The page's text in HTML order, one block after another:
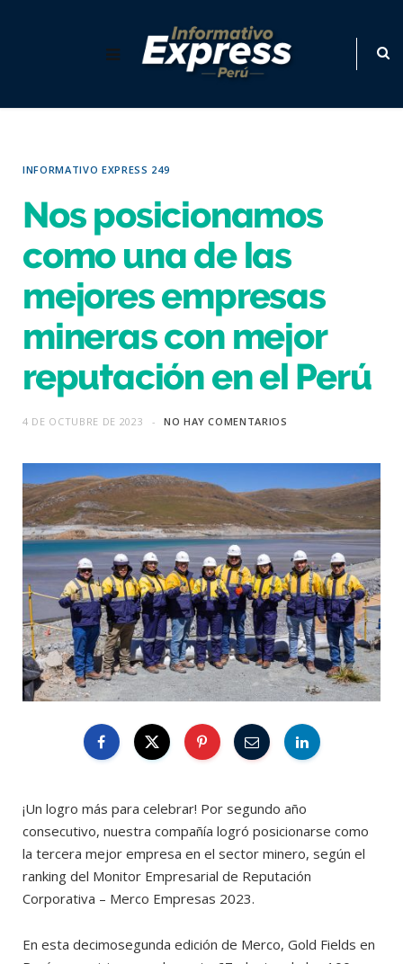
INFORMATIVO EXPRESS 249
Nos posicionamos
como una de las
mejores empresas
mineras con mejor
reputación en el Perú
4 DE OCTUBRE DE 2023 NO HAY COMENTARIOS
¡Un logro más para celebrar! Por segundo año
consecutivo, nuestra compañía logró posicionarse como
la tercera mejor empresa en el sector minero, según el
ranking del Monitor Empresarial de Reputación
Corporativa – Merco Empresas 2023.
En esta decimosegunda edición de Merco, Gold Fields en